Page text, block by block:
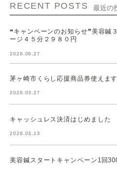
RECENT POSTS 最近の
❝キャンペーンのお知らせ❞美容鍼
ージ４５分２９８０円
2026.06.27
茅ヶ崎市くらし応援商品券使えます
2026.03.27
キャッシュレス決済はじめました
2026.03.13
美容鍼スタートキャンペーン1回